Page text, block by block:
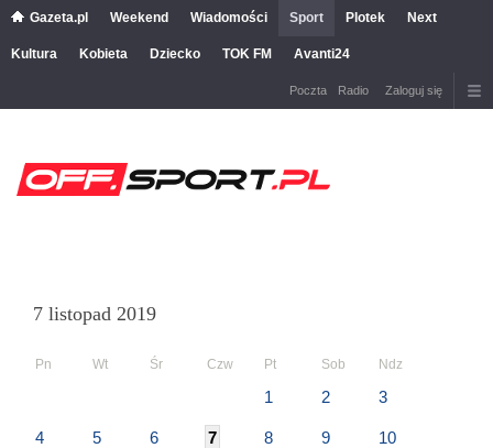
Gazeta.pl Weekend Wiadomości Sport Plotek Next
Kultura Kobieta Dziecko TOK FM Avanti24
Poczta Radio Zaloguj się
7 listopad 2019
Pn Wt Śr Czw Pt Sob Ndz
1 2 3
4 5 6 7 8 9 10